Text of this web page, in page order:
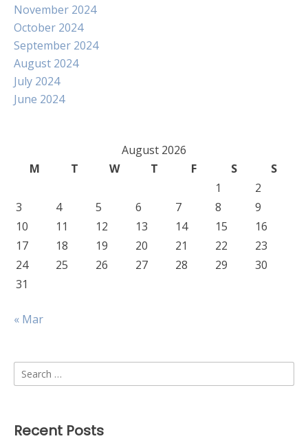
November 2024
October 2024
September 2024
August 2024
July 2024
June 2024
August 2026
M
T W T F S
S
1
2
3
4 5 6 7 8
9
10
11 12 13 14 15
16
17
18 19 20 21 22
23
24
25 26 27 28 29
30
31
« Mar
Search
for:
Recent Posts